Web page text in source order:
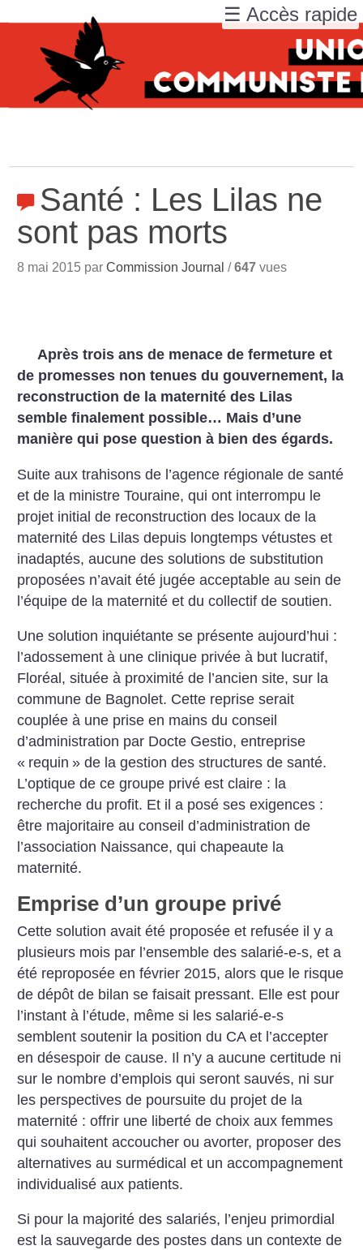
Santé : Les Lilas ne
sont pas morts
8 mai 2015 parCommission Journal /647 vues
Après trois ans de menace de fermeture et
de promesses non tenues du gouvernement, la
reconstruction de la maternité des Lilas
semble finalement possible… Mais d’une
manière qui pose question à bien des égards.
Suite aux trahisons de l’agence régionale de santé
et de la ministre Touraine, qui ont interrompu le
projet initial de reconstruction des locaux de la
maternité des Lilas depuis longtemps vétustes et
inadaptés, aucune des solutions de substitution
proposées n’avait été jugée acceptable au sein de
l’équipe de la maternité et du collectif de soutien.
Une solution inquiétante se présente aujourd’hui :
l’adossement à une clinique privée à but lucratif,
Floréal, située à proximité de l’ancien site, sur la
commune de Bagnolet. Cette reprise serait
couplée à une prise en mains du conseil
d’administration par Docte Gestio, entreprise
« requin » de la gestion des structures de santé.
L’optique de ce groupe privé est claire : la
recherche du profit. Et il a posé ses exigences :
être majoritaire au conseil d’administration de
l’association Naissance, qui chapeaute la
maternité.
Emprise d’un groupe privé
Cette solution avait été proposée et refusée il y a
plusieurs mois par l’ensemble des salarié-e-s, et a
été reproposée en février 2015, alors que le risque
de dépôt de bilan se faisait pressant. Elle est pour
l’instant à ­l’étude, même si les salarié-e-s
semblent soutenir la position du CA et l’accepter
en désespoir de cause. Il n’y a aucune certitude ni
sur le nombre d’emplois qui seront sauvés, ni sur
les perspectives de poursuite du projet de la
maternité : offrir une liberté de choix aux femmes
qui souhaitent accoucher ou avorter, proposer des
alternatives au surmédical et un accompagnement
individualisé aux patients.
Si pour la majorité des salariés, l’enjeu primordial
est la sauvegarde des postes dans un contexte de
☰ Accès rapide